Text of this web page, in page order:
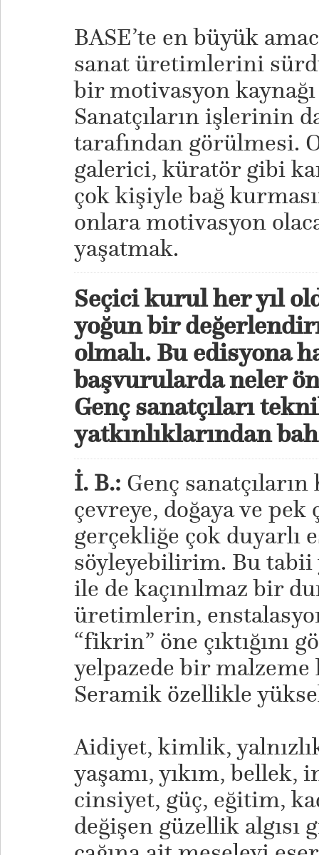
​BASE’te en büyük
sanat üretimlerini
bir motivasyon
Sanatçıların işlerinin
tarafından görülmesi.
galerici, küratör gibi
çok kişiyle bağ
onlara motivasyon
yaşatmak.
Seçici kurul her yıl
yoğun bir
olmalı. Bu edisyona
başvurularda neler
Genç sanatçıları
yatkınlıklarından
İ. B.: Genç sanatçıların
çevreye, doğaya ve
gerçekliğe çok
söyleyebilirim. Bu tabii
ile de kaçınılmaz bir
üretimlerin,
“fikrin” öne çıktığını
yelpazede bir malzeme
Seramik özellikle
Aidiyet, kimlik,
yaşamı, yıkım,
cinsiyet, güç, eğitim,
değişen güzellik